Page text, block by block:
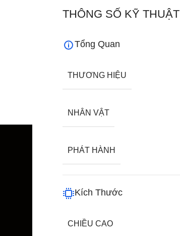
THÔNG SỐ KỸ THUẬT
Tổng Quan
THƯƠNG HIỆU
NHÂN VẬT
PHÁT HÀNH
Kích Thước
CHIỀU CAO